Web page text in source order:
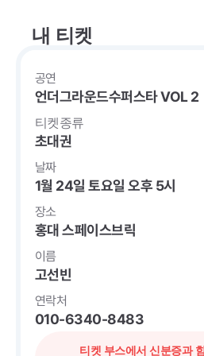
내 티켓
공연
언더그라운드수퍼스타 VOL 2
티켓종류
초대권
날짜
1월 24일 토요일 오후 5시
장소
홍대 스페이스브릭
이름
고선빈
연락처
010-6340-8483
티켓 부스에서 신분증과